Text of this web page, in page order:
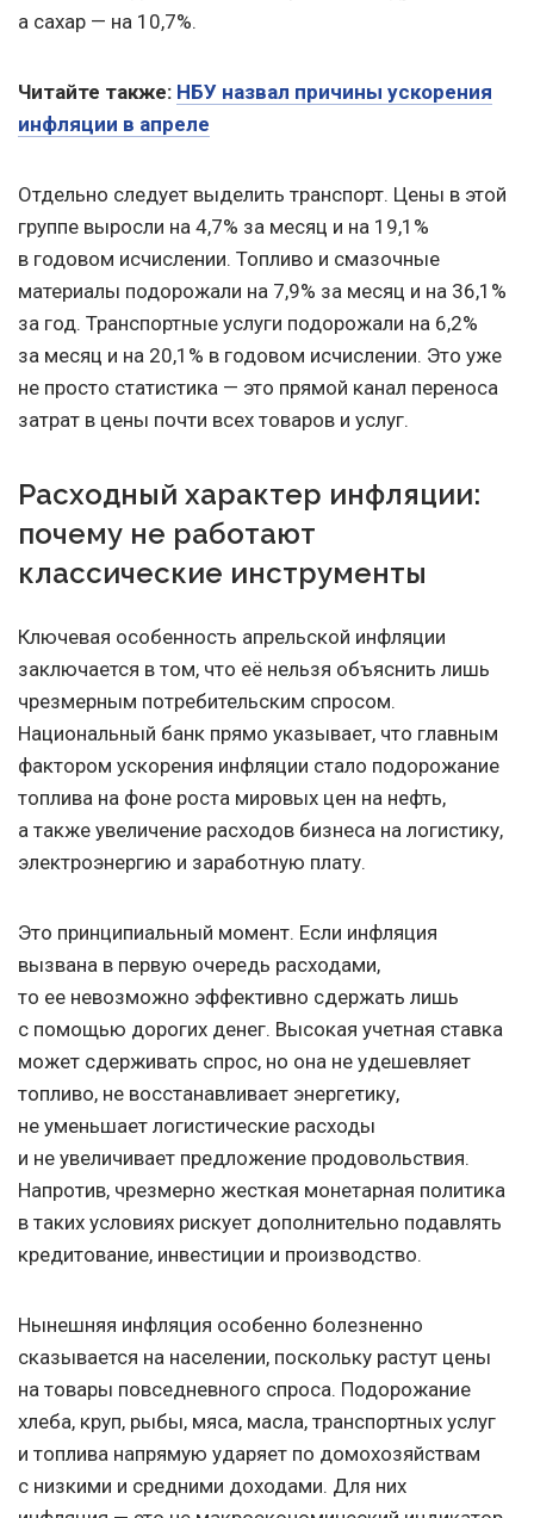
а сахар — на 10,7%.
Читайте также: НБУ назвал причины ускорения
инфляции в апреле
Отдельно следует выделить транспорт. Цены в этой
группе выросли на 4,7% за месяц и на 19,1%
в годовом исчислении. Топливо и смазочные
материалы подорожали на 7,9% за месяц и на 36,1%
за год. Транспортные услуги подорожали на 6,2%
за месяц и на 20,1% в годовом исчислении. Это уже
не просто статистика — это прямой канал переноса
затрат в цены почти всех товаров и услуг.
Расходный характер инфляции:
почему не работают
классические инструменты
Ключевая особенность апрельской инфляции
заключается в том, что её нельзя объяснить лишь
чрезмерным потребительским спросом.
Национальный банк прямо указывает, что главным
фактором ускорения инфляции стало подорожание
топлива на фоне роста мировых цен на нефть,
а также увеличение расходов бизнеса на логистику,
электроэнергию и заработную плату.
Это принципиальный момент. Если инфляция
вызвана в первую очередь расходами,
то ее невозможно эффективно сдержать лишь
с помощью дорогих денег. Высокая учетная ставка
может сдерживать спрос, но она не удешевляет
топливо, не восстанавливает энергетику,
не уменьшает логистические расходы
и не увеличивает предложение продовольствия.
Напротив, чрезмерно жесткая монетарная политика
в таких условиях рискует дополнительно подавлять
кредитование, инвестиции и производство.
Нынешняя инфляция особенно болезненно
сказывается на населении, поскольку растут цены
на товары повседневного спроса. Подорожание
хлеба, круп, рыбы, мяса, масла, транспортных услуг
и топлива напрямую ударяет по домохозяйствам
с низкими и средними доходами. Для них